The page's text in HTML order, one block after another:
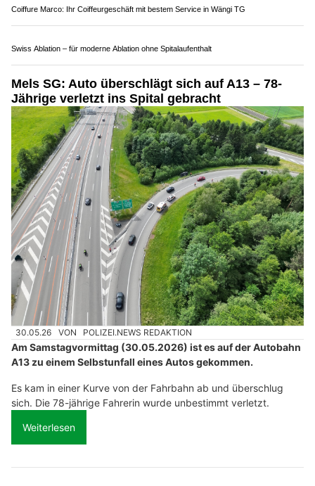
Swiss Ablation – für moderne Ablation ohne Spitalaufenthalt
Mels SG: Auto überschlägt sich auf A13 – 78-
Jährige verletzt ins Spital gebracht
30.05.26 VON POLIZEI.NEWS REDAKTION
Am Samstagvormittag (30.05.2026) ist es auf der Autobahn
A13 zu einem Selbstunfall eines Autos gekommen.
Es kam in einer Kurve von der Fahrbahn ab und überschlug